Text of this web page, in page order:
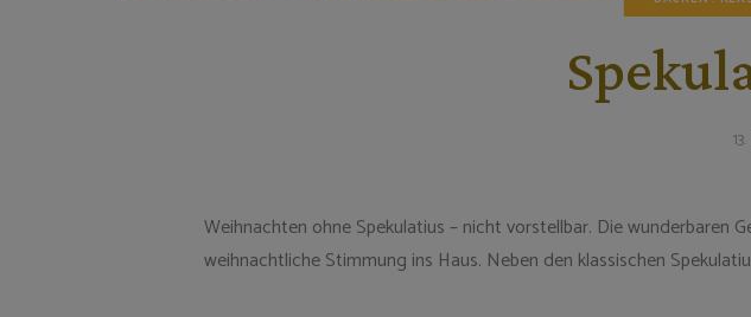
Weihnachten ohne Spekulatius – nicht vorstellbar. Die wunderbaren
weihnachtliche Stimmung ins Haus. Neben den klassischen